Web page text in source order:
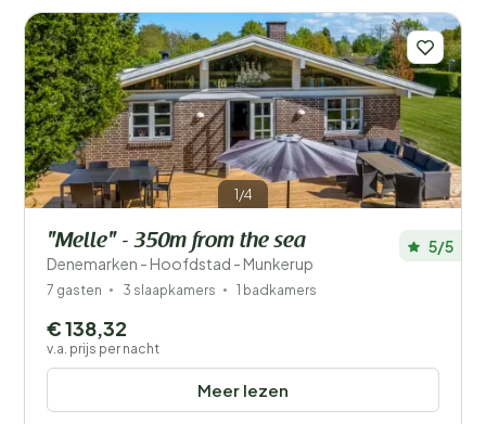
Mindervaliden
Voorzieningen
Wellness
1/4
"Melle" - 350m from the sea
Denemarken - Hoofdstad - Munkerup
5/5
7 gasten 3 slaapkamers 1 badkamers
Meer lezen
€ 138,32
v.a. prijs per nacht